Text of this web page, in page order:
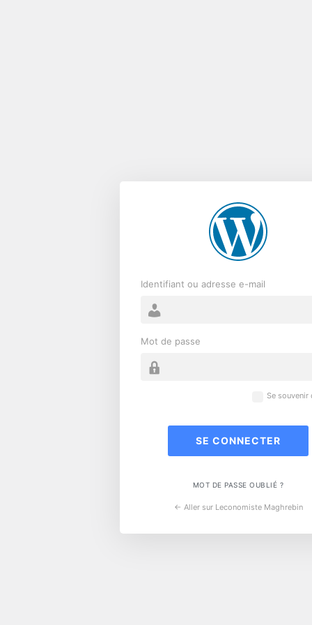
Identifiant ou adresse e-mail
Mot de passe
Se souvenir
MOT DE PASSE OUBLIÉ ?
← Aller sur Leconomiste Maghrebin